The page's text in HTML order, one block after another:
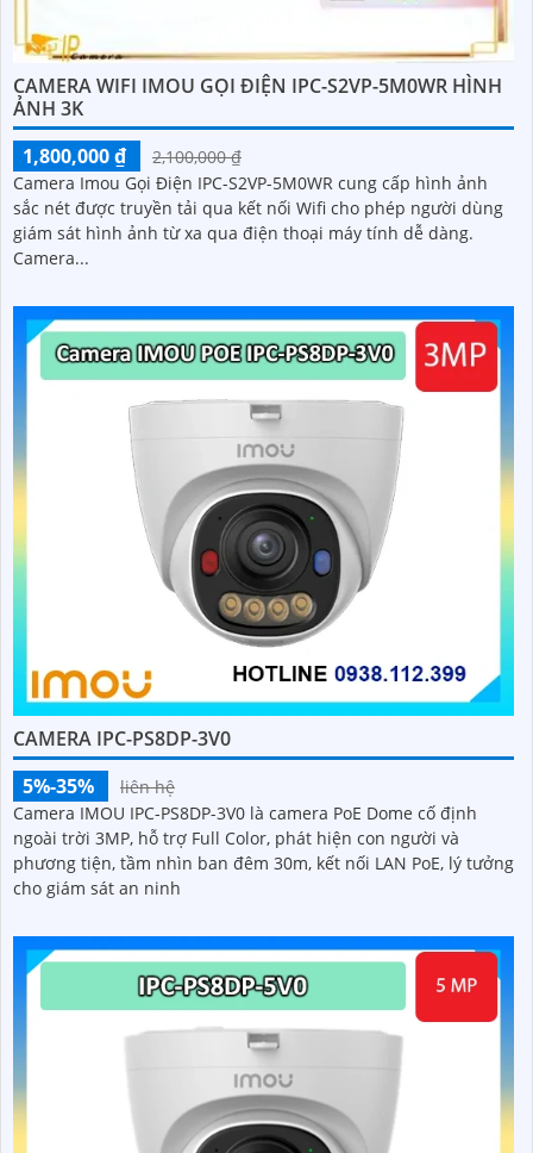
CAMERA WIFI IMOU GỌI ĐIỆN IPC-S2VP-5M0WR HÌNH
ẢNH 3K
1,800,000 ₫
2,100,000 ₫
Camera Imou Gọi Điện IPC-S2VP-5M0WR cung cấp hình ảnh
sắc nét được truyền tải qua kết nối Wifi cho phép người dùng
giám sát hình ảnh từ xa qua điện thoại máy tính dễ dàng.
Camera...
CAMERA IPC-PS8DP-3V0
5%-35%
liên hệ
Camera IMOU IPC-PS8DP-3V0 là camera PoE Dome cố định
ngoài trời 3MP, hỗ trợ Full Color, phát hiện con người và
phương tiện, tầm nhìn ban đêm 30m, kết nối LAN PoE, lý tưởng
cho giám sát an ninh